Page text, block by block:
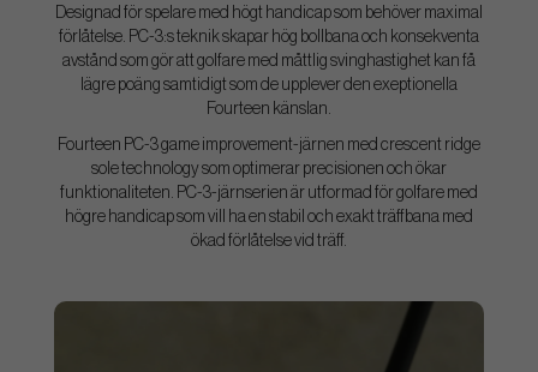
Designad för spelare med högt handicap som behöver maximal
förlåtelse. PC-3:s teknik skapar hög bollbana och konsekventa
avstånd som gör att golfare med måttlig svinghastighet kan få
lägre poäng samtidigt som de upplever den exeptionella
Fourteen känslan.
Fourteen PC-3 game improvement-järnen med crescent ridge
sole technology som optimerar precisionen och ökar
funktionaliteten. PC-3-järnserien är utformad för golfare med
högre handicap som vill ha en stabil och exakt träffbana med
ökad förlåtelse vid träff.